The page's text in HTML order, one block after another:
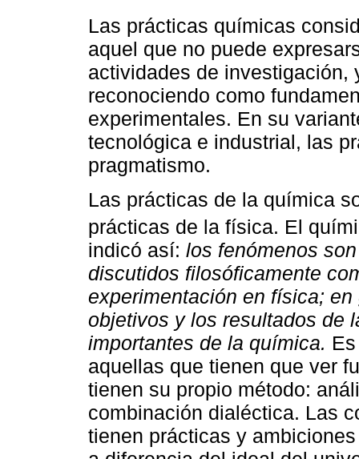
Las prácticas químicas
aquel que no puede
actividades de investigación,
reconociendo como
experimentales. En su
tecnológica e industrial, las
pragmatismo.
Las prácticas de la química
prácticas de la física. El
indicó así: los fenómenos
discutidos filosóficamente
experimentación en física;
objetivos y los resultados de
importantes de la química.
aquellas que tienen que ver
tienen su propio método:
combinación dialéctica. Las
tienen prácticas y